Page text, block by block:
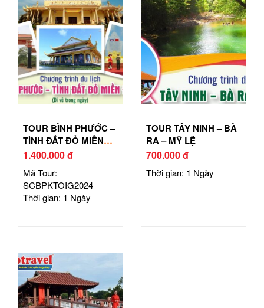
TOUR BÌNH PHƯỚC –
TÌNH ĐẤT ĐỎ MIỀN
ĐÔNG
1.400.000 đ
Mã Tour:
SCBPKTOIG2024
Thời gian: 1 Ngày
TOUR TÂY NINH – BÀ
RA – MỸ LỆ
700.000 đ
Thời gian: 1 Ngày